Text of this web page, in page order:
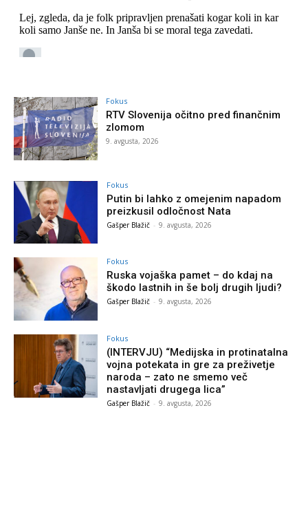
Fokus
RTV Slovenija očitno pred finančnim
zlomom
9. avgusta, 2026
Fokus
Putin bi lahko z omejenim napadom
preizkusil odločnost Nata
Gašper Blažič - 9. avgusta, 2026
Fokus
Ruska vojaška pamet – do kdaj na
škodo lastnih in še bolj drugih ljudi?
Gašper Blažič - 9. avgusta, 2026
Fokus
(INTERVJU) “Medijska in protinatalna
vojna potekata in gre za preživetje
naroda – zato ne smemo več
nastavljati drugega lica”
Gašper Blažič - 9. avgusta, 2026